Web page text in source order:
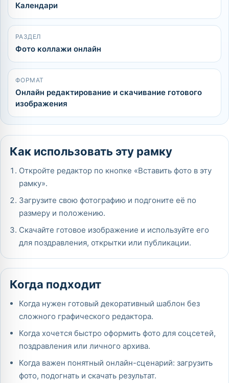
Календари
РАЗДЕЛ
Фото коллажи онлайн
ФОРМАТ
Онлайн редактирование и скачивание готового
изображения
Как использовать эту рамку
Откройте редактор по кнопке «Вставить фото в эту
рамку».
Загрузите свою фотографию и подгоните её по
размеру и положению.
Скачайте готовое изображение и используйте его
для поздравления, открытки или публикации.
Когда подходит
Когда нужен готовый декоративный шаблон без
сложного графического редактора.
Когда хочется быстро оформить фото для соцсетей,
поздравления или личного архива.
Когда важен понятный онлайн-сценарий: загрузить
фото, подогнать и скачать результат.